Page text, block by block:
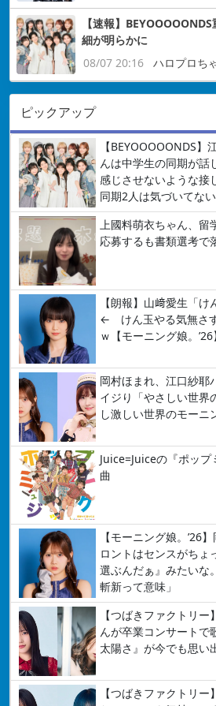
【速報】
細が明らかに
08/07 20:16
ハロプロち
ピックアップ
【BEYOOOOONDS
んは中学生の同期が話
感じさせないような接
同期2人は気づいてない
上國料萌衣ちゃん、
応募するも書類選考で
【朗報】山﨑愛生「
← けん玉やる気無さ
ｗ【モーニング娘。’26
岡村ほまれ、江口紗耶
イジり「やさしい世界
し激しい世界のモーニ
Juice=Juiceの『ポッ
曲
【モーニング娘。’26
ロントはセンスがちょ
選ぶんだぁ』みたいな
斬新って意味」
【つばきファクトリ
んが卒業コンサートで
太陽さ』が今でも思い
【つばきファクトリ